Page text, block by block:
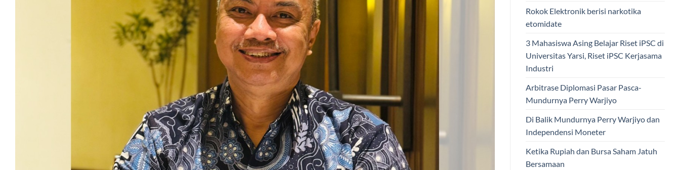
Rokok Elektronik berisi narkotika
etomidate
3 Mahasiswa Asing Belajar Riset iPSC di
Universitas Yarsi, Riset iPSC Kerjasama
Industri
Arbitrase Diplomasi Pasar Pasca-
Mundurnya Perry Warjiyo
Di Balik Mundurnya Perry Warjiyo dan
Independensi Moneter
Ketika Rupiah dan Bursa Saham Jatuh
Bersamaan